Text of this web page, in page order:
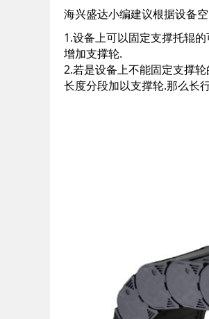
海兴盛达小编建议根据设备空
1.设备上可以固定支撑托辊
增加支撑轮.
2.若是设备上不能固定支撑
长度分段加以支撑轮.那么长